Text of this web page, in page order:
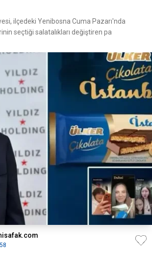
ilçedeki Yenibosna Cuma Pazarı'nda
seçtiği salatalıkları değiştiren pa